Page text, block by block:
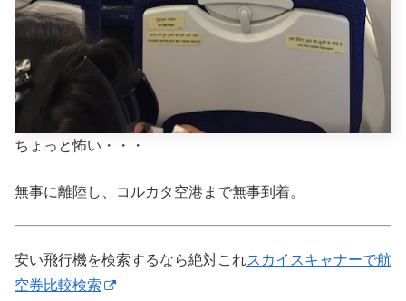
ちょっと怖い・・・
無事に離陸し、コルカタ空港まで無事到着。
安い飛行機を検索するなら絶対これスカイスキャナーで航
空券比較検索